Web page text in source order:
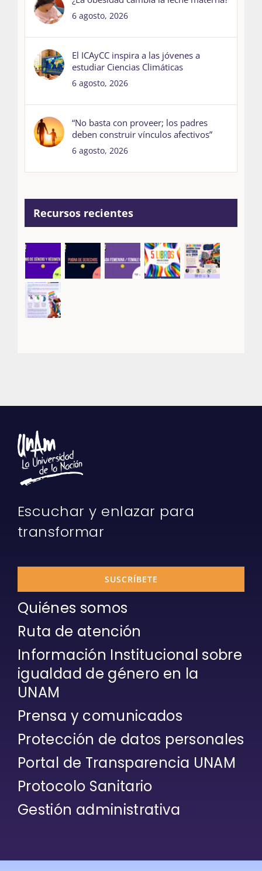
6 agosto, 2026
El ICAyCC inspira a las jóvenes a
estudiar Ciencias Climáticas
6 agosto, 2026
“No basta con proveer; los padres
deben construir vínculos afectivos”
6 agosto, 2026
Recursos recientes
Escuchar y enlazar para
transformar
SUSCRÍBETE
Quiénes somos
Ruta de atención
Información Institucional sobre
igualdad de género en la
UNAM
Prensa y comunicados
Protección de datos personales
Portal de Transparencia UNAM
Protocolo Sanitario
Gestión administrativa